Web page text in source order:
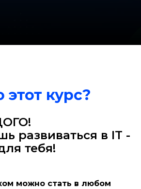
этот курс?
развиваться в IT -
тебя!
можно стать в любом